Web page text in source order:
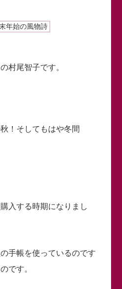
年始の風物詩
村尾智子です。
！そしてもはや冬間
入する時期になりまし
手帳を使っているのです
です。